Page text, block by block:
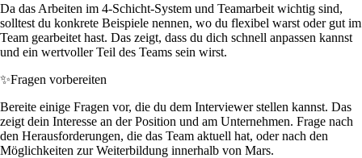
Da das Arbeiten im 4-Schicht-System und Teamarbeit wichtig sind,
solltest du konkrete Beispiele nennen, wo du flexibel warst oder gut im
Team gearbeitet hast. Das zeigt, dass du dich schnell anpassen kannst
und ein wertvoller Teil des Teams sein wirst.
✨Fragen vorbereiten
Bereite einige Fragen vor, die du dem Interviewer stellen kannst. Das
zeigt dein Interesse an der Position und am Unternehmen. Frage nach
den Herausforderungen, die das Team aktuell hat, oder nach den
Möglichkeiten zur Weiterbildung innerhalb von Mars.